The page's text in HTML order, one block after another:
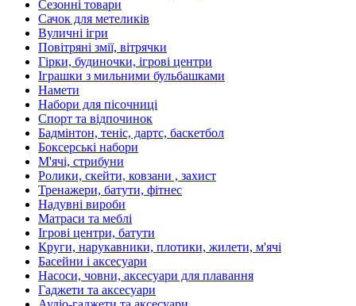
Сезонні товари
Сачок для метеликів
Вуличні ігри
Повітряні змії, вітрячки
Гірки, будиночки, ігрові центри
Іграшки з мильними бульбашками
Намети
Набори для пісочниці
Спорт та відпочинок
Бадмінтон, теніс, дартс, баскетбол
Боксерські набори
М'ячі, стрибуни
Ролики, скейти, ковзани , захист
Тренажери, батути, фітнес
Надувні вироби
Матраси та меблі
Ігрові центри, батути
Круги, нарукавники, плотики, жилети, м'ячі
Басейни і аксесуари
Насоси, човни, аксесуари для плавання
Гаджети та аксесуари